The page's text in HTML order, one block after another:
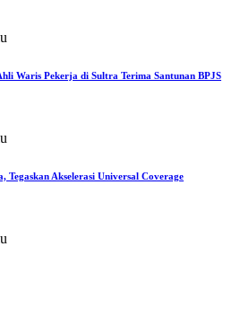
Waris Pekerja di Sultra Terima Santunan BPJS
Tegaskan Akselerasi Universal Coverage